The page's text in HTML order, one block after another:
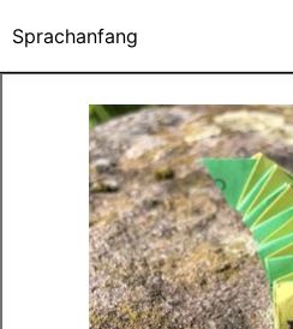
Sprachanfang